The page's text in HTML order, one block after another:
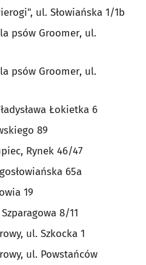
ul. Słowiańska 1/1b
psów Groomer, ul.
psów Groomer, ul.
Łokietka 6
89
Rynek 46/47
65a
19
8/11
ul. Szkocka 1
ul. Powstańców